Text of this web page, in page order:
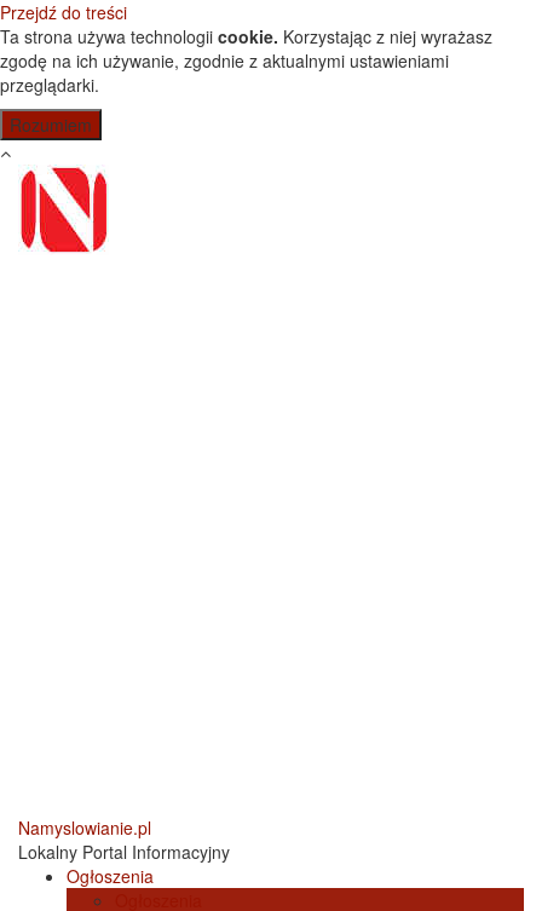
Przejdź do treści
Ta strona używa technologii cookie. Korzystając z niej wyrażasz
zgodę na ich używanie, zgodnie z aktualnymi ustawieniami
przeglądarki.
Namyslowianie.pl
Lokalny Portal Informacyjny
Ogłoszenia